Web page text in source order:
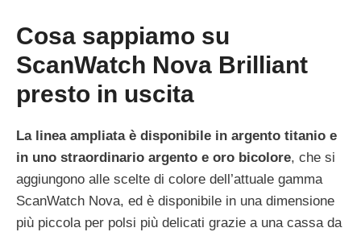
Cosa sappiamo su
ScanWatch Nova Brilliant
presto in uscita
La linea ampliata è disponibile in argento titanio e
in uno straordinario argento e oro bicolore, che si
aggiungono alle scelte di colore dell’attuale gamma
ScanWatch Nova, ed è disponibile in una dimensione
più piccola per polsi più delicati grazie a una cassa da